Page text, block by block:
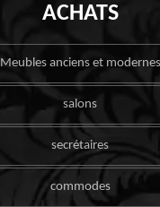
ACHATS
Meubles anciens et modernes
salons
secrétaires
commodes